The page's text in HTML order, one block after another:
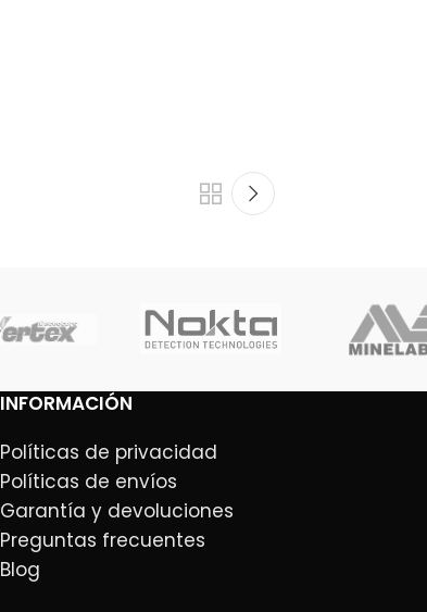
INFORMACIÓN
Políticas de privacidad
Políticas de envíos
Garantía y devoluciones
Preguntas frecuentes
Blog